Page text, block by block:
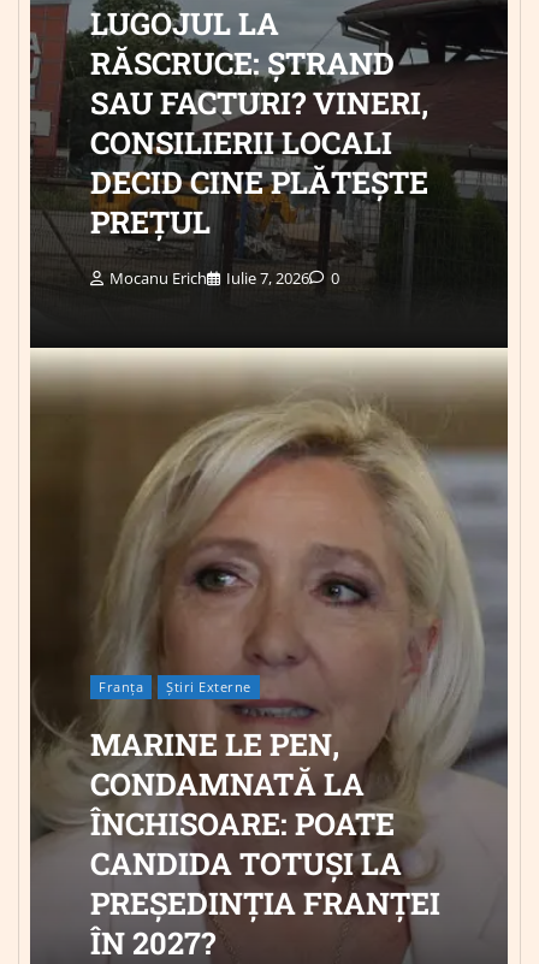
LUGOJUL LA
RĂSCRUCE: ȘTRAND
SAU FACTURI? VINERI,
CONSILIERII LOCALI
DECID CINE PLĂTEȘTE
PREȚUL
Mocanu Erich Iulie 7, 2026 0
Franța Știri Externe
MARINE LE PEN,
CONDAMNATĂ LA
ÎNCHISOARE: POATE
CANDIDA TOTUȘI LA
PREȘEDINȚIA FRANȚEI
ÎN 2027?